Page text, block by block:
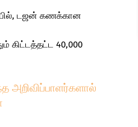
டஜன் கணக்கான
கிட்டத்தட்ட 40,000
அறிவிப்பாளர்களால்